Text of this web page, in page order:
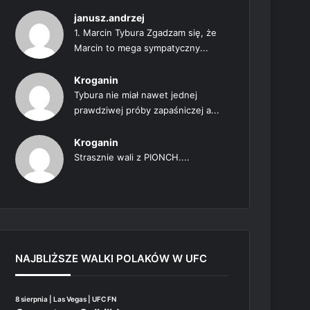
janusz.andrzej
1. Marcin Tybura Zgadzam się, że
Marcin to mega sympatyczny...
Kroganin
Tybura nie miał nawet jednej
prawdziwej próby zapaśniczej a...
Kroganin
Strasznie wali z PIONCH....
NAJBLIŻSZE WALKI POLAKÓW W UFC
8 sierpnia | Las Vegas | UFC FN